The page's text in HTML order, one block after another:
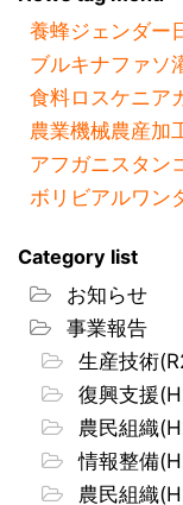
養蜂ジェンダー
ブルキナファソ
食料ロスケニア
農業機械農産加
アフガニスタン
ボリビアルワン
Category list
お知らせ
事業報告
生産技術
復興支援
農民組織
情報整備
農民組織